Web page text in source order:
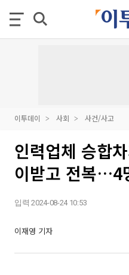
이투데이 사회 사건/사고
인력업체 승합
이받고 전복…4
입력 2024-08-24 10:53
이재영 기자